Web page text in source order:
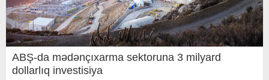
ABŞ-da mədənçıxarma sektoruna 3 milyard
dollarlıq investisiya